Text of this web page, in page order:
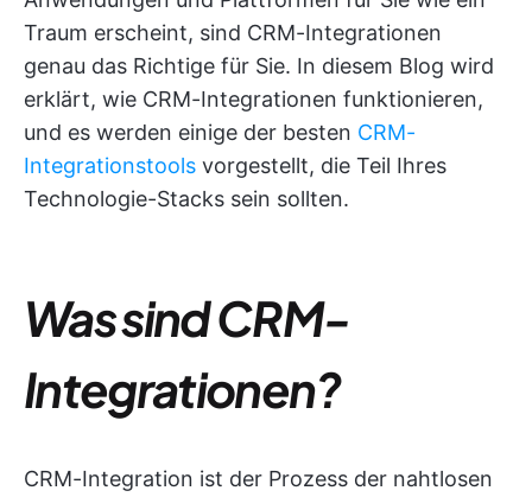
Traum erscheint, sind CRM-Integrationen
genau das Richtige für Sie. In diesem Blog wird
erklärt, wie CRM-Integrationen funktionieren,
und es werden einige der besten CRM-
Integrationstools vorgestellt, die Teil Ihres
Technologie-Stacks sein sollten.
Was sind CRM-
Integrationen?
CRM-Integration ist der Prozess der nahtlosen